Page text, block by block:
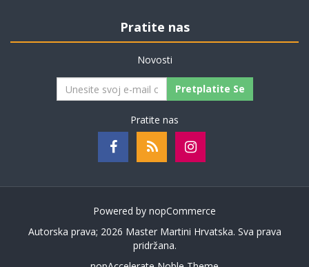
Pratite nas
Novosti
Pretplatite Se
Pratite nas
Powered by nopCommerce
Autorska prava; 2026 Master Martini Hrvatska. Sva prava
pridržana.